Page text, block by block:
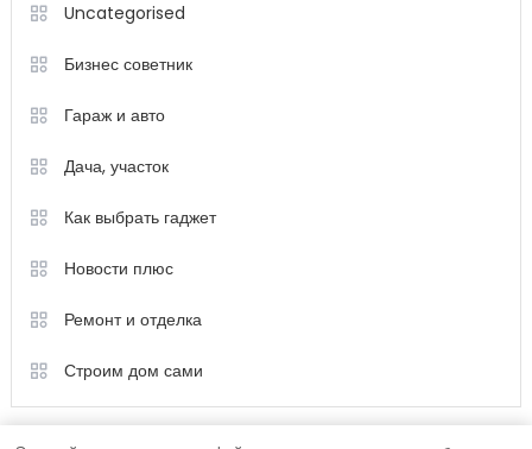
Uncategorised
Бизнес советник
Гараж и авто
Дача, участок
Как выбрать гаджет
Новости плюс
Ремонт и отделка
Строим дом сами